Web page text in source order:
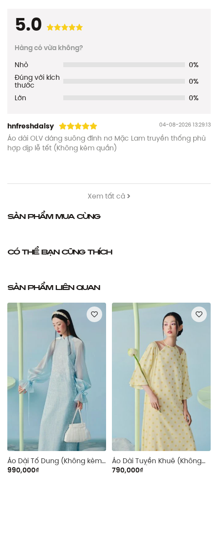
5.0
Hàng có vừa không?
Nhỏ
0%
Đúng với kích
thước
0%
Lớn
0%
hnfreshdaisy 04-08-2026 13:29:13
Áo dài OLV dáng suông đính nơ Mặc Lam truyền thống phù
hợp dịp lễ tết (Không kèm quần)
Xem tất cả
Sản phẩm mua cùng
Có thể bạn cũng thích
Sản phẩm liên quan
Áo Dài Tố Dung (Không kèm
quần)
990,000₫
Áo Dài Tuyền Khuê (Không
kèm quần)
790,000₫